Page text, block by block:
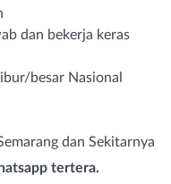
dan bekerja keras
besar Nasional
dan Sekitarnya
tertera.